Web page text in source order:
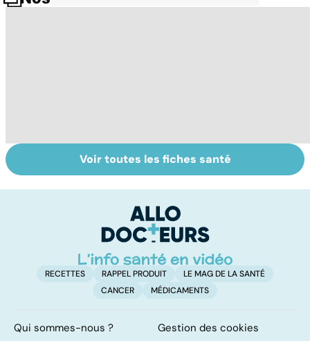
Tout savoir sur
les maux du froid
Intoxications
alimentaires :
nos assiettes !
Voir toutes les fiches santé
RECETTES RAPPEL PRODUIT
LE MAG DE LA SANTÉ
CANCER
MÉDICAMENTS
Qui sommes-nous ?
Gestion des cookies